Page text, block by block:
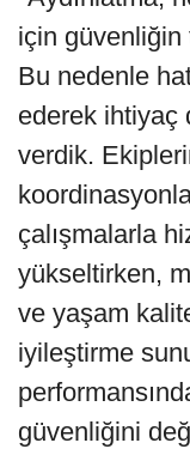
için
Bu nedenle
ederek ihtiyaç
verdik.
çalışmalarla
yükseltirken,
ve yaşam
iyileştirme
güvenliğini